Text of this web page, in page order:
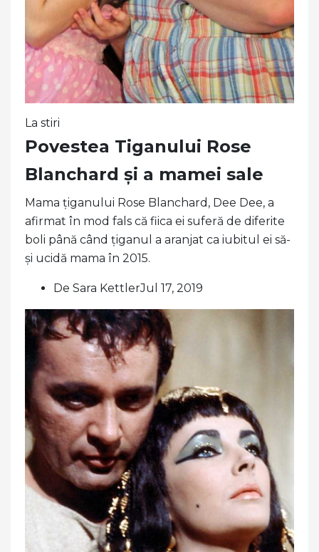
La stiri
Povestea Tiganului Rose
Blanchard și a mamei sale
Mama țiganului Rose Blanchard, Dee Dee, a
afirmat în mod fals că fiica ei suferă de diferite
boli până când țiganul a aranjat ca iubitul ei să-
și ucidă mama în 2015.
De Sara KettlerJul 17, 2019